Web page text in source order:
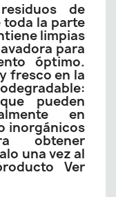
de
la parte
limpias
para
óptimo.
fresco en la
pueden
en
inorgánicos
obtener
una vez al
Ver